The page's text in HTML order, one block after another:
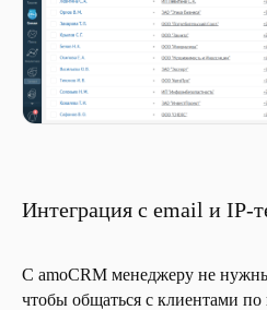
Интеграция с email и IP-
С amoCRM менеджеру не
чтобы общаться с клиентами по